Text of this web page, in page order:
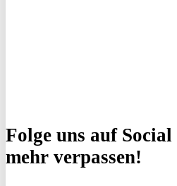
Folge uns auf
mehr verpassen!